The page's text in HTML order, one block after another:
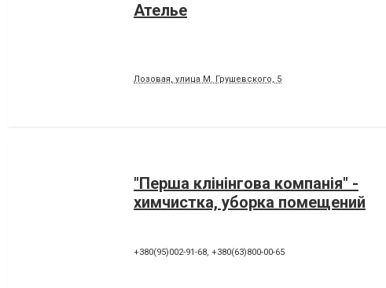
Ателье
Лозовая, улица М. Грушевского, 5
"Перша клінінгова компанія" -
химчистка, уборка помещений
+380(95)002-91-68, +380(63)800-00-65